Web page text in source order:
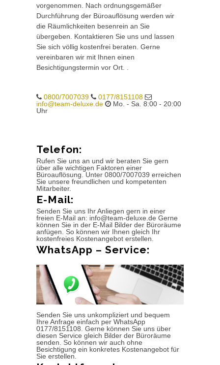
vorgenommen. Nach ordnungsgemäßer
Durchführung der Büroauflösung werden wir
die Räumlichkeiten besenrein an Sie
übergeben. Kontaktieren Sie uns und lassen
Sie sich völlig kostenfrei beraten. Gerne
vereinbaren wir mit Ihnen einen
Besichtigungstermin vor Ort. .
0800/7007039
0177/8151108
info@team-deluxe.de
Mo. - Sa. 8:00 - 20:00
Uhr
Telefon:
Rufen Sie uns an und wir beraten Sie gern
über alle wichtigen Faktoren einer
Büroauflösung. Unter 0800/7007039 erreichen
Sie unsere freundlichen und kompetenten
Mitarbeiter.
E-Mail:
Senden Sie uns Ihr Anliegen gern in einer
freien E-Mail an: info@team-deluxe.de Gerne
können Sie in der E-Mail Bilder der Büroräume
anfügen. So können wir Ihnen gleich Ihr
kostenfreies Kostenangebot erstellen.
WhatsApp – Service:
Senden Sie uns unkompliziert und bequem
Ihre Anfrage einfach per WhatsApp
0177/8151108. Gerne können Sie uns über
diesen Service gleich Bilder der Büroräume
senden. So können wir auch ohne
Besichtigung ein konkretes Kostenangebot für
Sie erstellen.